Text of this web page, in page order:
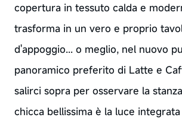
copertura in tessuto calda e
trasforma in un vero e proprio
d'appoggio... o meglio, nel nuovo
panoramico preferito di Latte e
salirci sopra per osservare la
chicca bellissima è la luce